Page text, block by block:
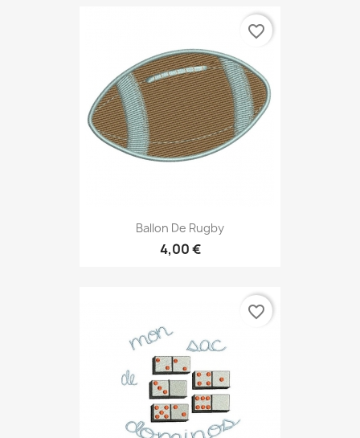
Ballon De Rugby
4,00 €
favorite_border
favorite_border